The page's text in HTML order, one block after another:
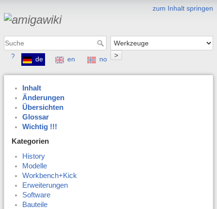
zum Inhalt springen
>
? de en no
Inhalt
Änderungen
Übersichten
Glossar
Wichtig !!!
Kategorien
History
Modelle
Workbench+Kick
Erweiterungen
Software
Bauteile